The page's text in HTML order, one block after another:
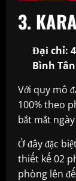
3.
Đại chỉ:
Bình Tân
Với quy mô
100% theo
bắt mắt
Ở đây đặc
thiết kế 02
phòng lên